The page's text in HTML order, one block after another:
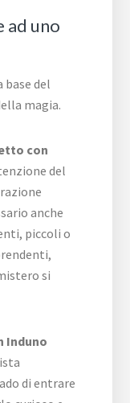
ad uno
base del
magia.
con
del
anche
piccoli o
si
Induno
di entrare